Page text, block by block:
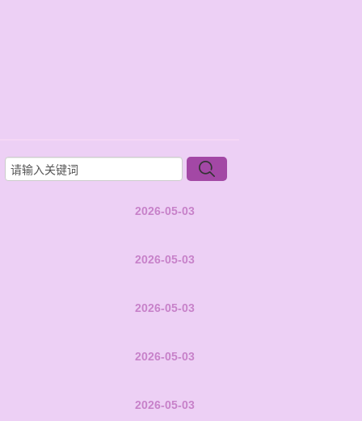
2026-05-03
2026-05-03
2026-05-03
2026-05-03
2026-05-03